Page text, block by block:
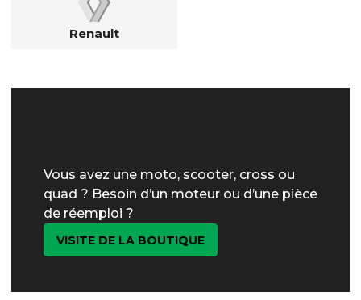
Renault
Vous avez une moto, scooter, cross ou
quad ? Besoin d’un moteur ou d’une pièce
de réemploi ?
VISITE DE LA BOUTIQUE